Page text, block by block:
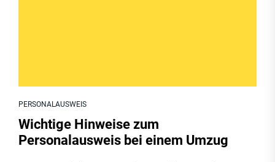
PERSONALAUSWEIS
Wichtige Hinweise zum
Personalausweis bei einem Umzug